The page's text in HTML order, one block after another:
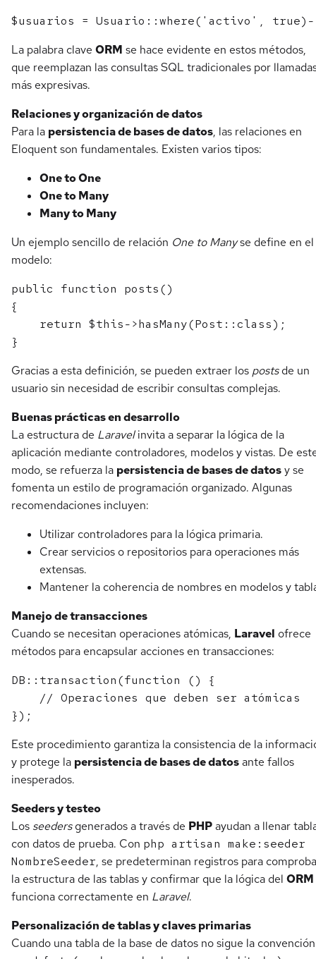
La palabra clave ORM se hace evidente en estos métodos,
que reemplazan las consultas SQL tradicionales por
más expresivas.
Relaciones y organización de datos
Para la persistencia de bases de datos, las relaciones en
Eloquent son fundamentales. Existen varios tipos:
One to One
One to Many
Many to Many
Un ejemplo sencillo de relación One to Manyse define en el
modelo:
public function posts()
{
    return $this->hasMany(Post::class);
Gracias a esta definición, se pueden extraer los postsde un
usuario sin necesidad de escribir consultas complejas.
Buenas prácticas en desarrollo
La estructura de Laravelinvita a separar la lógica de la
aplicación mediante controladores, modelos y vistas. De
modo, se refuerza la persistencia de bases de datosy se
fomenta un estilo de programación organizado. Algunas
recomendaciones incluyen:
Utilizar controladores para la lógica primaria.
Crear servicios o repositorios para operaciones más
extensas.
Mantener la coherencia de nombres en modelos y
Manejo de transacciones
Cuando se necesitan operaciones atómicas, Laravel ofrece
métodos para encapsular acciones en transacciones:
DB::transaction(function () {
    // Operaciones que deben ser atómicas
Este procedimiento garantiza la consistencia de la
y protege la persistencia de bases de datosante fallos
inesperados.
Seeders y testeo
Los seedersgenerados a través de PHPayudan a llenar
con datos de prueba. Con php artisan make:seeder
NombreSeeder, se predeterminan registros para
la estructura de las tablas y confirmar que la lógica del ORM
funciona correctamente en Laravel.
Personalización de tablas y claves primarias
Cuando una tabla de la base de datos no sigue la convención